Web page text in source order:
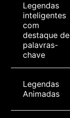
Legendas
inteligentes
com
destaque de
palavras-
chave
Legendas
Animadas